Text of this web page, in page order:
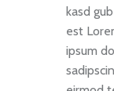
kasd
est
ipsum